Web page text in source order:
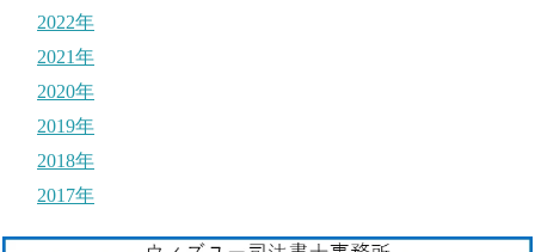
2022年
2021年
2020年
2019年
2018年
2017年